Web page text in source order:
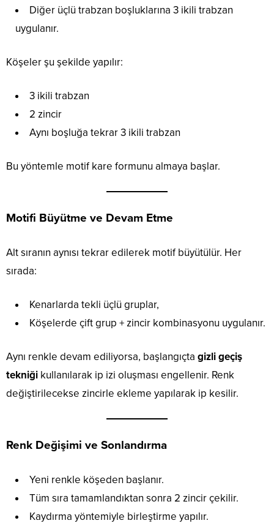
Diğer üçlü trabzan boşluklarına 3 ikili trabzan
uygulanır.
Köşeler şu şekilde yapılır:
3 ikili trabzan
2 zincir
Aynı boşluğa tekrar 3 ikili trabzan
Bu yöntemle motif kare formunu almaya başlar.
Motifi Büyütme ve Devam Etme
Alt sıranın aynısı tekrar edilerek motif büyütülür. Her
sırada:
Kenarlarda tekli üçlü gruplar,
Köşelerde çift grup + zincir kombinasyonu uygulanır.
Aynı renkle devam ediliyorsa, başlangıçta gizli geçiş
tekniği kullanılarak ip izi oluşması engellenir. Renk
değiştirilecekse zincirle ekleme yapılarak ip kesilir.
Renk Değişimi ve Sonlandırma
Yeni renkle köşeden başlanır.
Tüm sıra tamamlandıktan sonra 2 zincir çekilir.
Kaydırma yöntemiyle birleştirme yapılır.